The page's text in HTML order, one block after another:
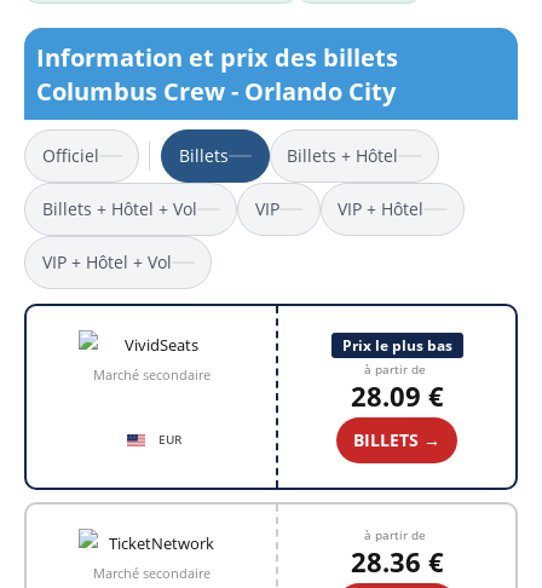
Information et prix des billets
Columbus Crew - Orlando City
Officiel Billets Billets + Hôtel
Billets + Hôtel + Vol VIP VIP + Hôtel
VIP + Hôtel + Vol
Marché secondaire
EUR
Prix le plus bas
à partir de
28.09 €
BILLETS →
Marché secondaire
à partir de
28.36 €